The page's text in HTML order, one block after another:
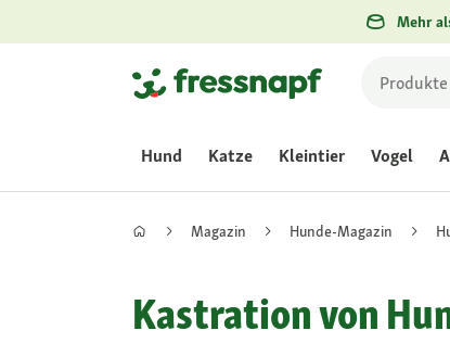
Mehr
Hund Katze Kleintier Vogel
Magazin Hunde-Magazin
Kastration von